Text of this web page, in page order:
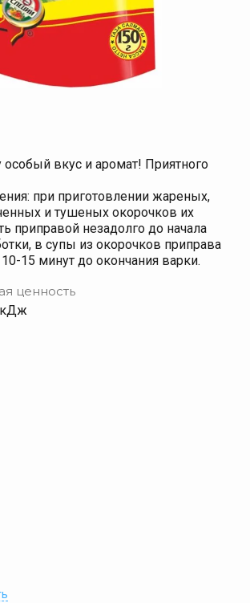
вкус и аромат! Приятного
при приготовлении жареных,
и тушеных окорочков их
приправой незадолго до начала
в супы из окорочков приправа
15 минут до окончания варки.
ценность
кДж